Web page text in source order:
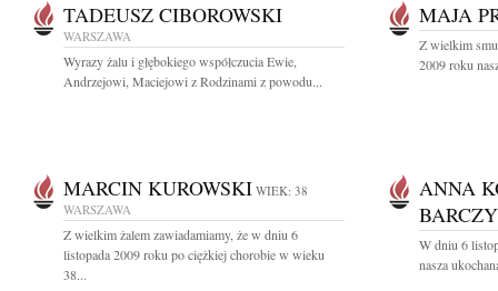
TADEUSZ CIBOROWSKI
WARSZAWA
Wyrazy żalu i głębokiego współczucia Ewie,
Andrzejowi, Maciejowi z Rodzinami z powodu...
MAJA
Z wielkim
2009 roku
MARCIN KUROWSKI WIEK: 38
WARSZAWA
Z wielkim żalem zawiadamiamy, że w dniu 6
listopada 2009 roku po ciężkiej chorobie w wieku
38...
ANNA
W dniu 6
nasza